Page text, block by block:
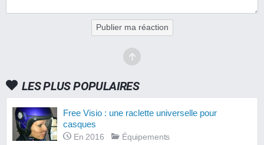
Publier ma réaction
LES PLUS POPULAIRES
Free Visio : une raclette universelle pour
casques
En 2016 Équipements